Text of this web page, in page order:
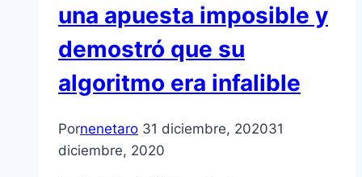
una apuesta imposible y
demostró que su
algoritmo era infalible
Pornenetaro 31 diciembre, 202031
diciembre, 2020